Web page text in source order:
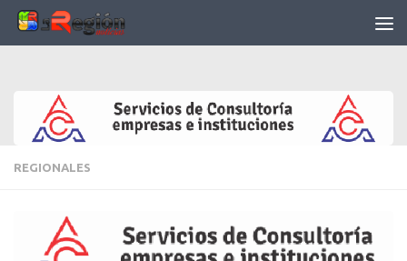
Saltar al contenido
REGIONALES